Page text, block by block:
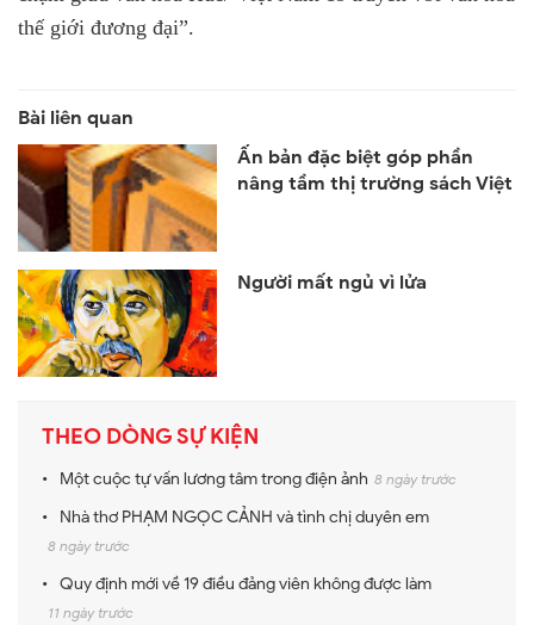
thế giới đương đại”.
Ấn bản đặc biệt góp phần
nâng tầm thị trường sách Việt
Người mất ngủ vì lửa
THEO DÒNG SỰ KIỆN
Một cuộc tự vấn lương tâm trong điện ảnh 8 ngày trước
Nhà thơ PHẠM NGỌC CẢNH và tình chị duyên em
8 ngày trước
Quy định mới về 19 điều đảng viên không được làm
11 ngày trước